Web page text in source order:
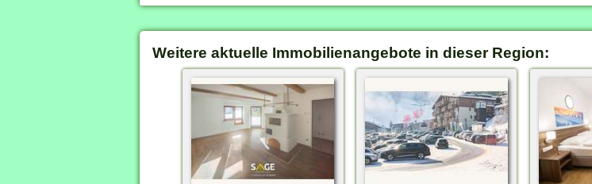
Weitere aktuelle Immobilienangebote in dieser Region: